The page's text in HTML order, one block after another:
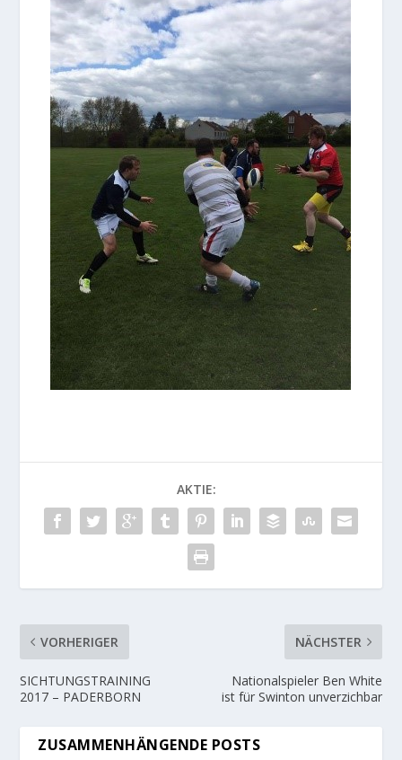
AKTIE:
VORHERIGER
SICHTUNGSTRAINING
2017 – PADERBORN
NÄCHSTER
Nationalspieler Ben White
ist für Swinton unverzichbar
ZUSAMMENHÄNGENDE POSTS